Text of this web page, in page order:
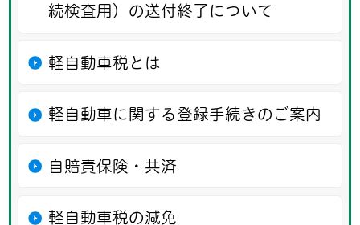
続検査用）の送付終了について
軽自動車税とは
軽自動車に関する登録手続きのご案内
自賠責保険・共済
軽自動車税の減免